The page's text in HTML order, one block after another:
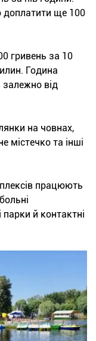
доплатити ще 100
гривень за 10
Година
від
на човнах,
містечко та інші
працюють
й контактні